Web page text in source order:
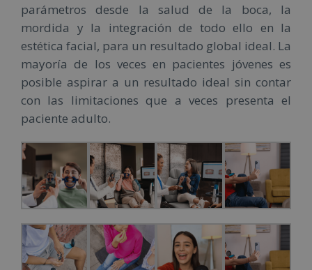
parámetros desde la salud de la boca, la
mordida y la integración de todo ello en la
estética facial, para un resultado global ideal. La
mayoría de los veces en pacientes jóvenes es
posible aspirar a un resultado ideal sin contar
con las limitaciones que a veces presenta el
paciente adulto.